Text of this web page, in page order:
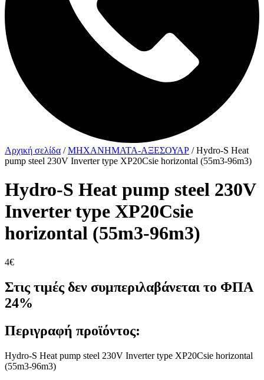
Αρχική σελίδα /ΜΗΧΑΝΗΜΑΤΑ-ΑΞΕΣΟΥΑΡ / Hydro-S Heat
pump steel 230V Inverter type XP20Csie horizontal (55m3-96m3)
Hydro-S Heat pump steel 230V
Inverter type XP20Csie
horizontal (55m3-96m3)
4€
Στις τιμές δεν συμπεριλαβάνεται το ΦΠΑ
24%
Περιγραφή προϊόντος:
Hydro-S Heat pump steel 230V Inverter type XP20Csie horizontal
(55m3-96m3)